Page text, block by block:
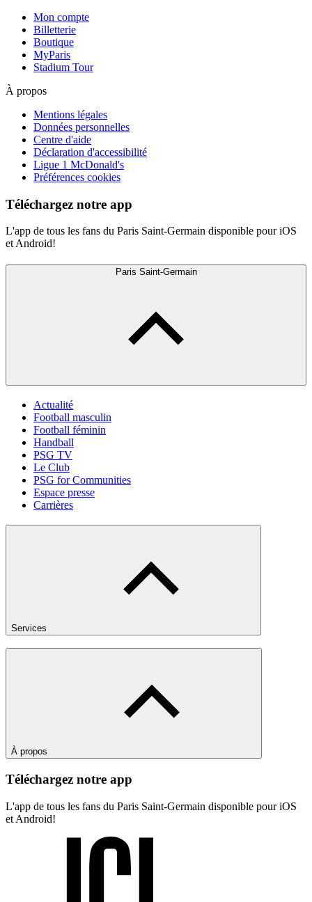
Mon compte
Billetterie
Boutique
MyParis
Stadium Tour
À propos
Mentions légales
Données personnelles
Centre d'aide
Déclaration d'accessibilité
Ligue 1 McDonald's
Préférences cookies
Téléchargez notre app
L'app de tous les fans du Paris Saint-Germain disponible pour iOS
et Android!
Paris Saint-Germain
Actualité
Football masculin
Football féminin
Handball
PSG TV
Le Club
PSG for Communities
Espace presse
Carrières
Services
À propos
Téléchargez notre app
L'app de tous les fans du Paris Saint-Germain disponible pour iOS
et Android!